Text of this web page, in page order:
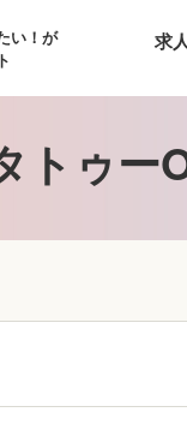
い！が
求
トゥー